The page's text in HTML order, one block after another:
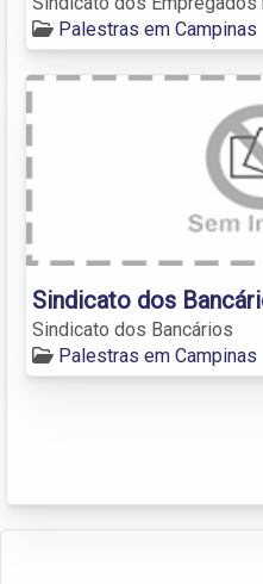
Palestras em Campinas
Sindicato dos
Sindicato dos Bancários
Palestras em Campinas